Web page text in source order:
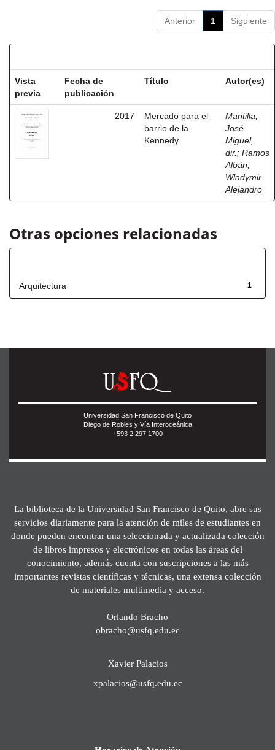
Anterior 1 Siguiente
Vista
previa
Fecha de
publicación
Título Autor(es)
2017
Mercado para el
barrio de la
Kennedy
Mantilla,
José
Miguel,
dir. ; Ramos
Albán,
Wladymir
Alejandro
Otras opciones relacionadas
1
Arquitectura
Universidad San Francisco de Quito
Diego de Robles y Vía Interoceánica
+593 2 297 1700
La biblioteca de la Universidad San Francisco de Quito, abre sus
servicios diariamente para la atención de miles de estudiantes en
donde pueden encontrar una seleccionada y actualizada colección
de libros impresos y electrónicos en todas las áreas del
conocimiento, además cuenta con suscripciones a las más
importantes revistas científicas y técnicas, una extensa colección
de materiales multimedia y acceso.
Orlando Bracho
obracho@usfq.edu.ec
Xavier Palacios
xpalacios@usfq.edu.ec